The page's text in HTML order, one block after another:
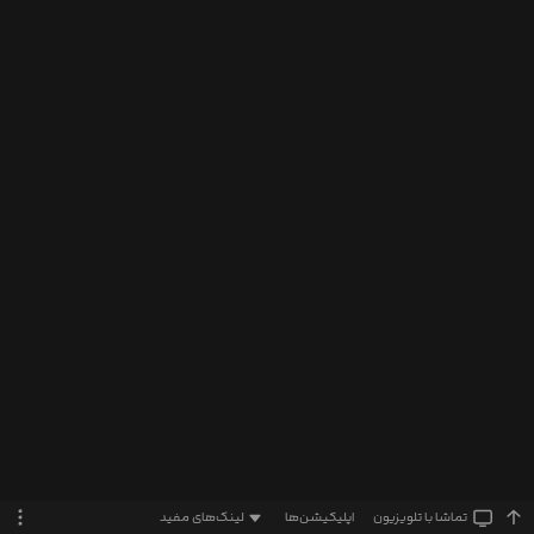
تماشا‌ با تلویزیون اپلیکیشن‌ها لینک‌های مفید